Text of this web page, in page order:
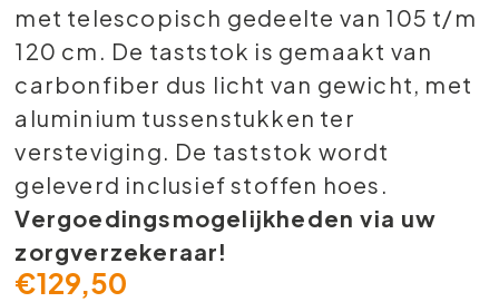
met telescopisch gedeelte van 105 t/m
120 cm. De taststok is gemaakt van
carbonfiber dus licht van gewicht, met
aluminium tussenstukken ter
versteviging. De taststok wordt
geleverd inclusief stoffen hoes.
Vergoedingsmogelijkheden via uw
zorgverzekeraar!
€129,50